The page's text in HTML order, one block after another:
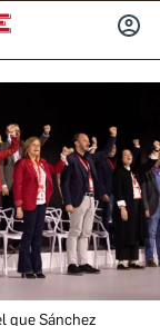
que Sánchez